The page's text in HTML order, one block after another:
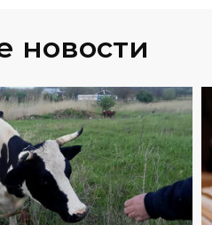
новости